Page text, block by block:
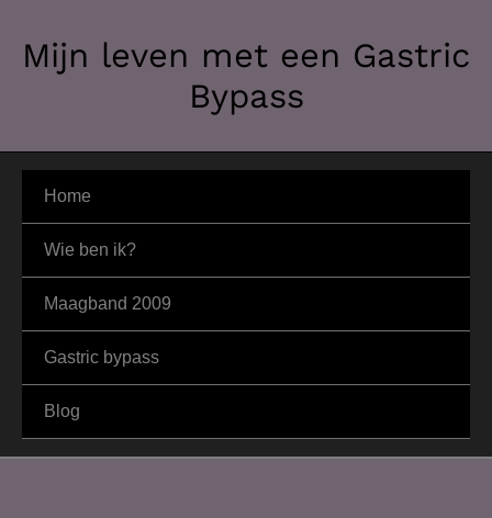
naarMijn leven met een Gastric
Bypass
Home
Wie ben ik?
Maagband 2009
Gastric bypass
Blog